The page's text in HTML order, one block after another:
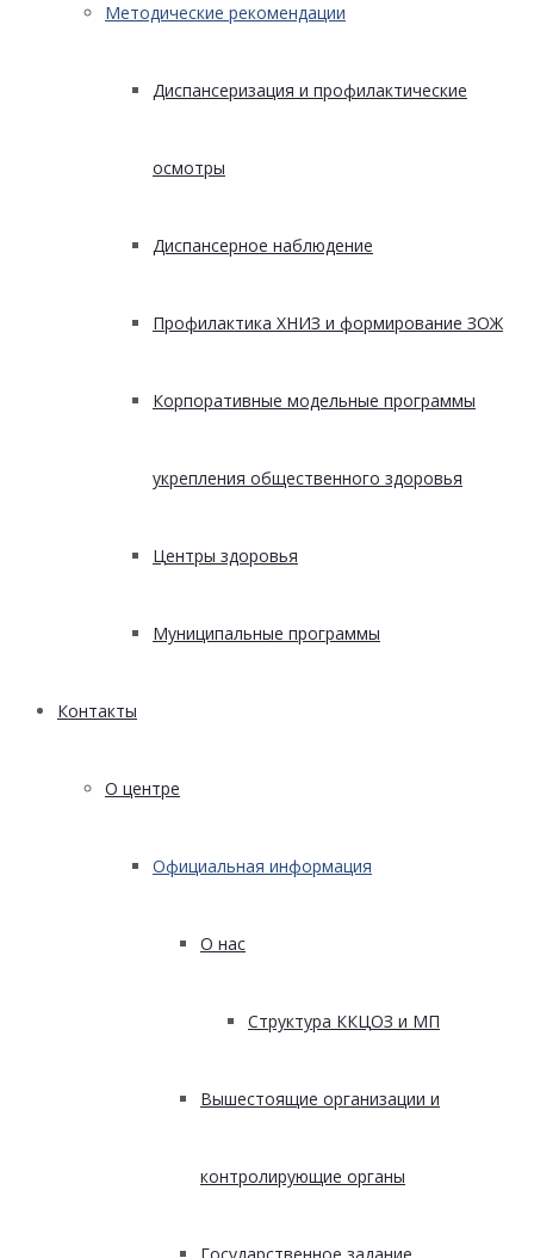
Методические рекомендации
Диспансеризация и профилактические
осмотры
Диспансерное наблюдение
Профилактика ХНИЗ и формирование ЗОЖ
Корпоративные модельные программы
укрепления общественного здоровья
Центры здоровья
Муниципальные программы
Контакты
О центре
Официальная информация
О нас
Структура ККЦОЗ и МП
Вышестоящие организации и
контролирующие органы